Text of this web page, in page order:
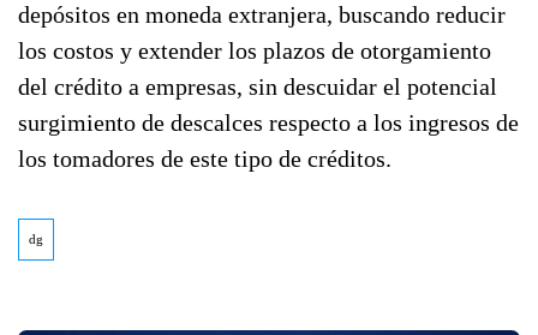
depósitos en moneda extranjera, buscando reducir
los costos y extender los plazos de otorgamiento
del crédito a empresas, sin descuidar el potencial
surgimiento de descalces respecto a los ingresos de
los tomadores de este tipo de créditos.
dg